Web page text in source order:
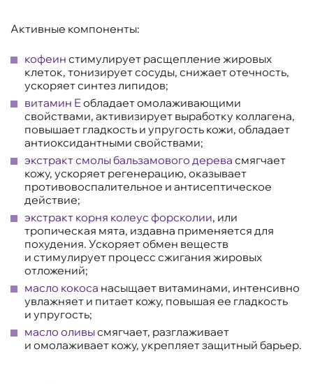
Активные компоненты:
кофеин стимулирует расщепление жировых
клеток, тонизирует сосуды, снижает отечность,
ускоряет синтез липидов;
витамин Е обладает омолаживающими
свойствами, активизирует выработку коллагена,
повышает гладкость и упругость кожи, обладает
антиоксидантными свойствами;
экстракт смолы бальзамового дерева смягчает
кожу, ускоряет регенерацию, оказывает
противовоспалительное и антисептическое
действие;
экстракт корня колеус форсколии, или
тропическая мята, издавна применяется для
похудения. Ускоряет обмен веществ
и стимулирует процесс сжигания жировых
отложений;
масло кокоса насыщает витаминами, интенсивно
увлажняет и питает кожу, повышая ее гладкость
и упругость;
масло оливысмягчает, разглаживает
и омолаживает кожу, укрепляет защитный барьер.